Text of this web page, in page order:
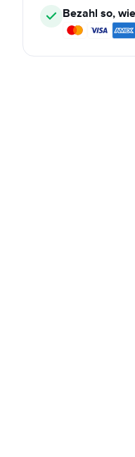
Bezahl so,